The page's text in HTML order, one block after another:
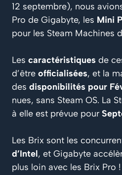
12 septembre), nous
Pro de Gigabyte, les Mini
pour les Steam Machines
Les caractéristiques de
d’être officialisées, et la
des disponibilités pour
nues, sans Steam OS. La
à elle est prévue pour
Les Brix sont les
d’Intel, et Gigabyte
plus loin avec les Brix Pro !